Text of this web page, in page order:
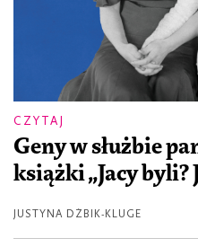
CZYTAJ
Geny w służbie
książki „Jacy byli?
JUSTYNA DŻBIK-KLUGE